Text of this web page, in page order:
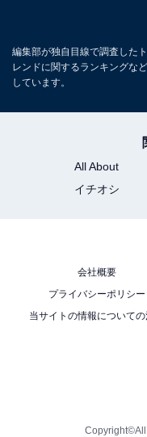
編集部が独自目線で調査した
レンドに関するランキングな
しています。
All About
イチオシ
会社概要
プライバシーポリシー
当サイトの情報について
Copyright©All